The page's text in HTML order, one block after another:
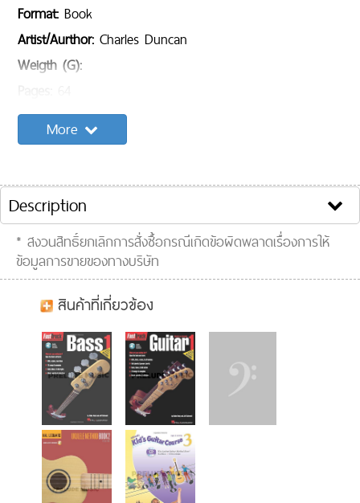
Format:Book
Artist/Aurthor:Charles Duncan
Weigth (G):
Sample Content:
Song list:
More
Description
* สงวนสิทธิ์ยกเลิกการสั่งซื้อกรณีเกิดข้อผิดพลาดเรื่องการให้
ข้อมูลการขายของทางบริษัท
สินค้าที่เกี่ยวข้อง